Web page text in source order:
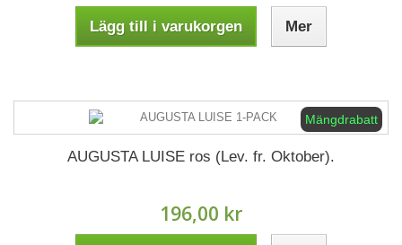
Lägg till i varukorgen Mer
Mängdrabatt
AUGUSTA LUISE ros (Lev. fr. Oktober).
196,00 kr